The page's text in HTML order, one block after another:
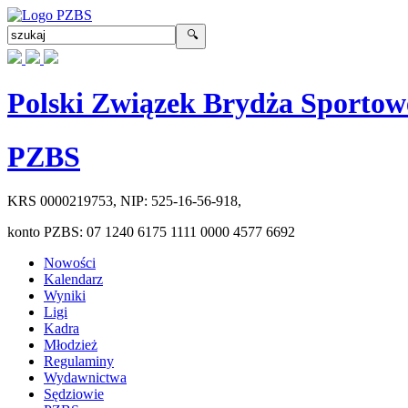
Polski Związek Brydża
PZBS
KRS 0000219753, NIP: 525-16-56-918,
konto PZBS: 07 1240 6175 1111 0000 4577 6692
Nowości
Kalendarz
Wyniki
Ligi
Kadra
Młodzież
Regulaminy
Wydawnictwa
Sędziowie